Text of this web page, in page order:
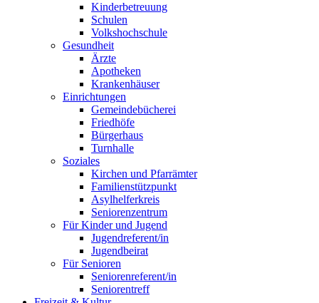
Kinderbetreuung
Schulen
Volkshochschule
Gesundheit
Ärzte
Apotheken
Krankenhäuser
Einrichtungen
Gemeindebücherei
Friedhöfe
Bürgerhaus
Turnhalle
Soziales
Kirchen und Pfarrämter
Familienstützpunkt
Asylhelferkreis
Seniorenzentrum
Für Kinder und Jugend
Jugendreferent/in
Jugendbeirat
Für Senioren
Seniorenreferent/in
Seniorentreff